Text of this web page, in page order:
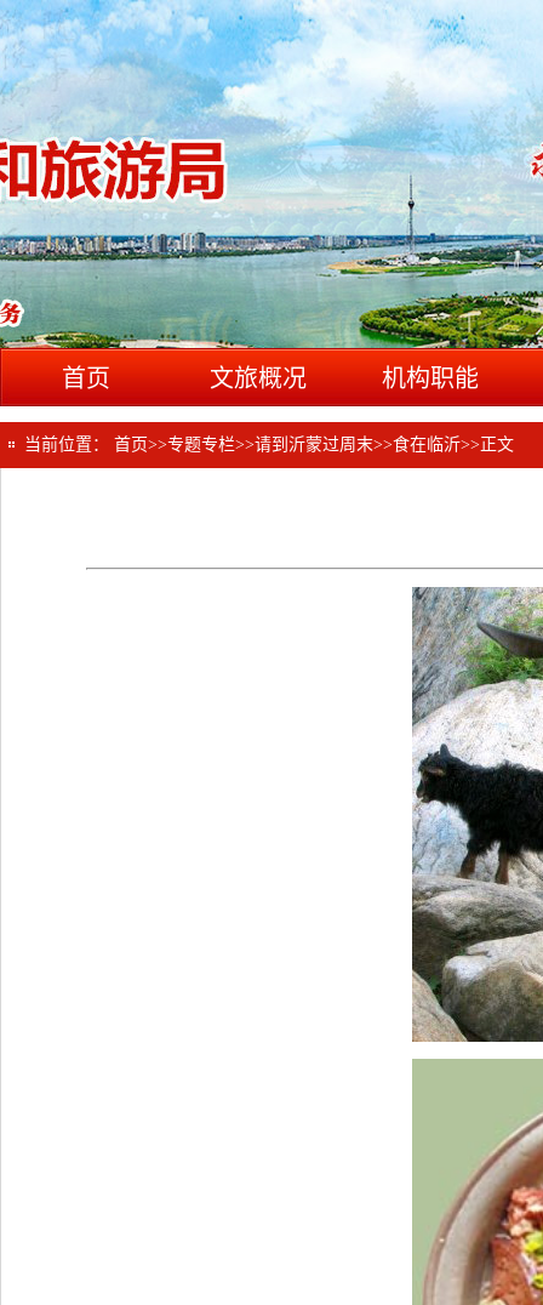
首页 文旅概况 机构职能
当前位置： 首页>>专题专栏>>请到沂蒙过周末>>食在临沂>> 正文